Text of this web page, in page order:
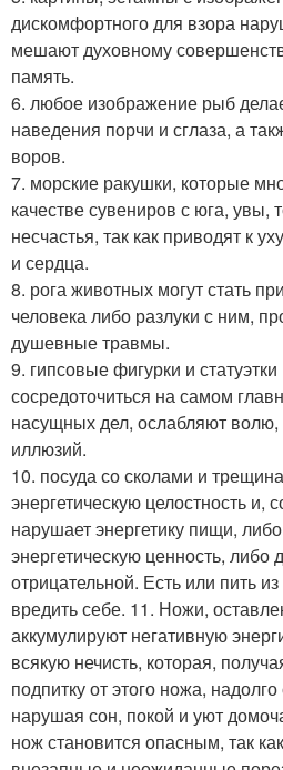
дискомфортного для взора
мешают духовному
память.
6. любое изображение рыб
наведения порчи и сглаза, а
воров.
7. морские ракушки, которые
качестве сувениров с юга, увы,
несчастья, так как приводят к
и сердца.
8. рога животных могут стать
человека либо разлуки с ним,
душевные травмы.
9. гипсовые фигурки и
сосредоточиться на самом
насущных дел, ослабляют волю,
иллюзий.
10. посуда со сколами и
энергетическую целостность и,
нарушает энергетику пищи,
энергетическую ценность, либо
отрицательной. Есть или пить
вредить себе. 11. Ножи,
аккумулируют негативную
всякую нечисть, которая,
подпитку от этого ножа,
нарушая сон, покой и уют
нож становится опасным, так